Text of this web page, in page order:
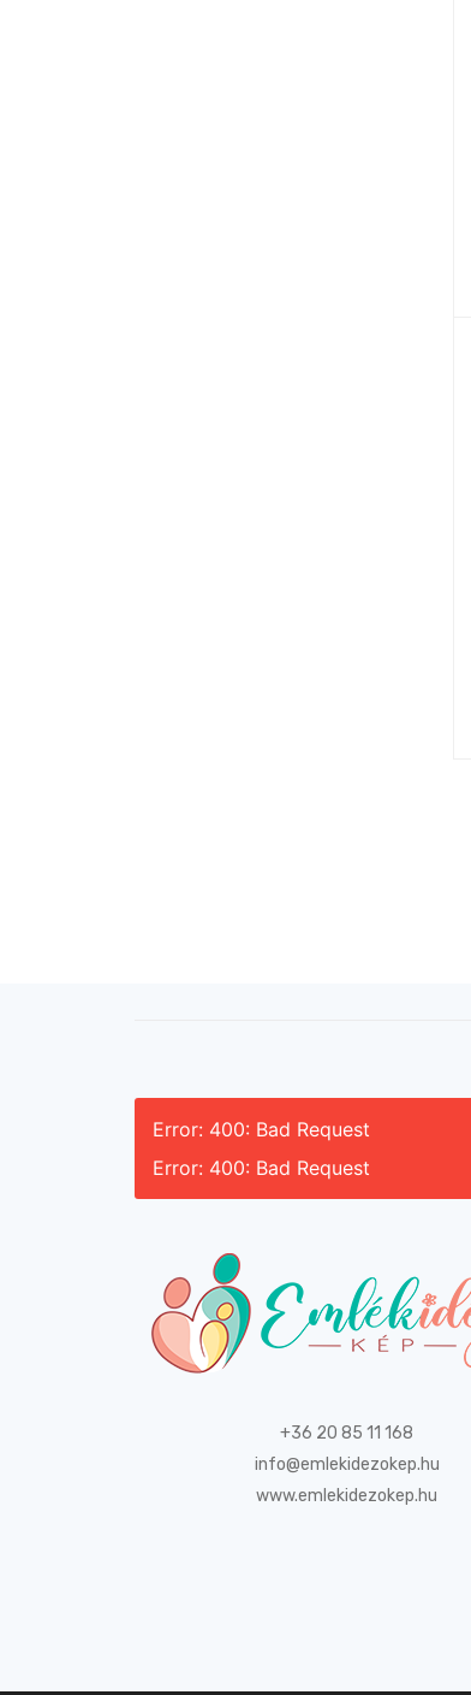
Error: 400: Bad Request
Error: 400: Bad Request
+36 20 85 11 168
info@emlekidezokep.hu
www.emlekidezokep.hu